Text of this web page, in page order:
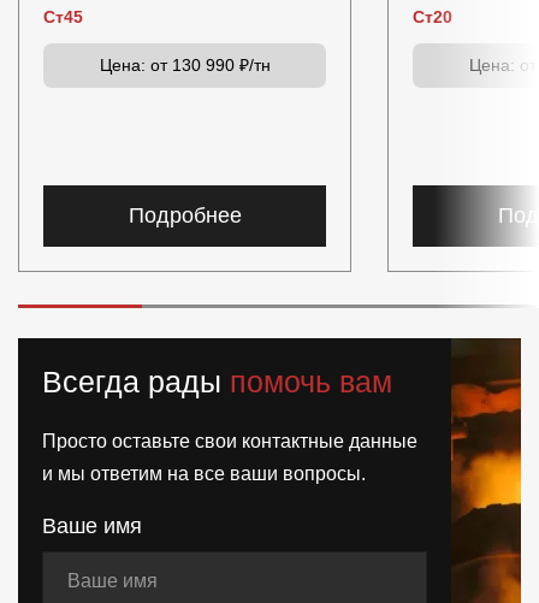
Ст45
Цена: от 130 990 ₽/тн
Подробнее
Ст20
Цена:
Всегда рады помочь вам
Просто оставьте свои контактные данные
и мы ответим на все ваши вопросы.
Ваше имя